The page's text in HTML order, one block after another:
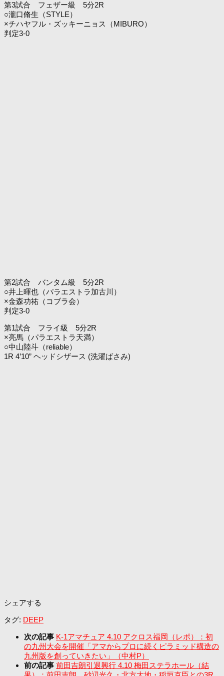
第3試合 フェザー級 5分2R
○瀧口脩生（STYLE）
×チハヤフル・ズッキーニョス（MIBURO）
判定3-0
第2試合 バンタム級 5分2R
○井上暉也（パラエストラ加古川）
×金森功祐（コブラ会）
判定3-0
第1試合 フライ級 5分2R
×亮馬（パラエストラ天満）
○中山陸斗（reliable）
1R 4’10” ヘッドシザース (洗濯ばさみ)
シェアする
タグ: DEEP
次の記事 K-1アマチュア 4.10 アクロス福岡（レポ）：初
の九州大会を開催「アマからプロに続くピラミッド構造の
九州版を創っていきたい」（中村P）
前の記事 前田吉朗引退興行 4.10 梅田ステラホール（結